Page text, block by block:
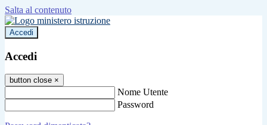
Salta al contenuto
Accedi
Accedi
button close ×
Nome Utente
Password